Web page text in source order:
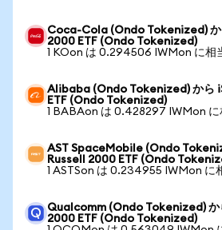
Coca-Cola (Ondo Tokenized) か
2000 ETF (Ondo Tokenized)
1 KOon は 0.294506 IWMon に相
Alibaba (Ondo Tokenized) から
ETF (Ondo Tokenized)
1 BABAon は 0.428297 IWMon に
AST SpaceMobile (Ondo
Russell 2000 ETF (Ondo
1 ASTSon は 0.234955 IWMon に
Qualcomm (Ondo Tokenized) か
2000 ETF (Ondo Tokenized)